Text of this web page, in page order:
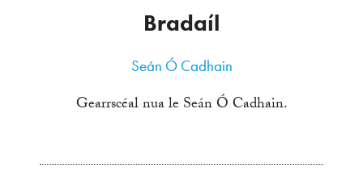
Bradaíl
Seán Ó Cadhain
Gearrscéal nua le Seán Ó Cadhain.